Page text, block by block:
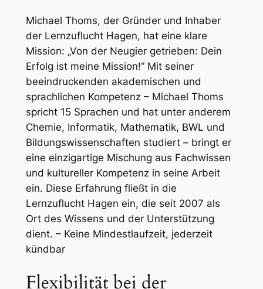
Michael Thoms, der Gründer und Inhaber
der Lernzuflucht Hagen, hat eine klare
Mission: „Von der Neugier getrieben: Dein
Erfolg ist meine Mission!“ Mit seiner
beeindruckenden akademischen und
sprachlichen Kompetenz – Michael Thoms
spricht 15 Sprachen und hat unter anderem
Chemie, Informatik, Mathematik, BWL und
Bildungswissenschaften studiert – bringt er
eine einzigartige Mischung aus Fachwissen
und kultureller Kompetenz in seine Arbeit
ein. Diese Erfahrung fließt in die
Lernzuflucht Hagen ein, die seit 2007 als
Ort des Wissens und der Unterstützung
dient. – Keine Mindestlaufzeit, jederzeit
kündbar
Flexibilität bei der